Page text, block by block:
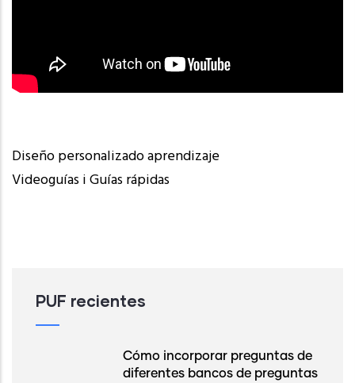
Diseño personalizado aprendizaje
Videoguías i Guías rápidas
PUF recientes
Cómo incorporar preguntas de
diferentes bancos de preguntas